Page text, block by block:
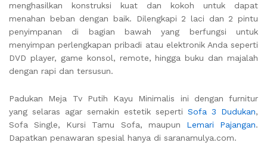
menghasilkan konstruksi kuat dan kokoh untuk dapat
menahan beban dengan baik. Dilengkapi 2 laci dan 2 pintu
penyimpanan di bagian bawah yang berfungsi untuk
menyimpan perlengkapan pribadi atau elektronik Anda seperti
DVD player, game konsol, remote, hingga buku dan majalah
dengan rapi dan tersusun.
Padukan Meja Tv Putih Kayu Minimalis ini dengan furnitur
yang selaras agar semakin estetik seperti Sofa 3 Dudukan,
Sofa Single, Kursi Tamu Sofa, maupun Lemari Pajangan.
Dapatkan penawaran spesial hanya di saranamulya.com.